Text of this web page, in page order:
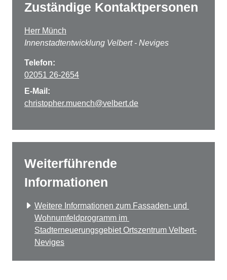
Zuständige Kontaktpersonen
Herr Münch
Innenstadtentwicklung Velbert - Neviges
Telefon:
02051 26-2654
E-Mail:
christopher.muench@velbert.de
Weiterführende
Informationen
Weitere Informationen zum Fassaden- und
Wohnumfeldprogramm im
Stadterneuerungsgebiet Ortszentrum Velbert-
Neviges